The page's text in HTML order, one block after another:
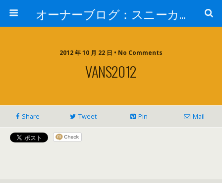
オーナーブログ：スニーカーセレクトショップ「HOME」 ナイキ・アディダス・バンズ・コンバー・JT&CO・HOPPS・UNDEFEATED・通販
2012 年 10 月 22 日 • No Comments
VANS2012
Share Tweet Pin Mail